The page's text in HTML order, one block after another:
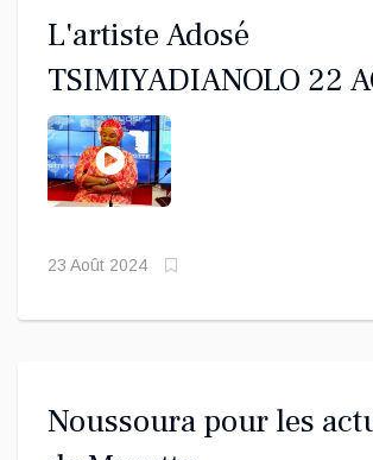
L'artiste Adosé
TSIMIYADIANOLO 22
2024
23 Août 2024
Noussoura pour les